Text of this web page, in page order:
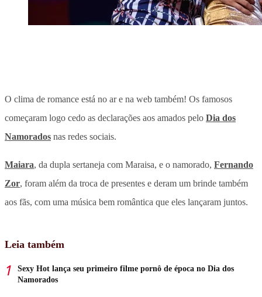
O clima de romance está no ar e na web também! Os famosos
começaram logo cedo as declarações aos amados pelo Dia dos
Namorados nas redes sociais.
Maiara, da dupla sertaneja com Maraisa, e o namorado, Fernando
Zor, foram além da troca de presentes e deram um brinde também
aos fãs, com uma música bem romântica que eles lançaram juntos.
Leia também
Sexy Hot lança seu primeiro filme pornô de época no Dia dos
Namorados